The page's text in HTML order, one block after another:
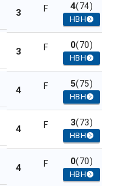
3 F 4(74)
HBH
3 F 0(70)
HBH
4 F 5(75)
HBH
4 F 3(73)
HBH
4 F 0(70)
HBH